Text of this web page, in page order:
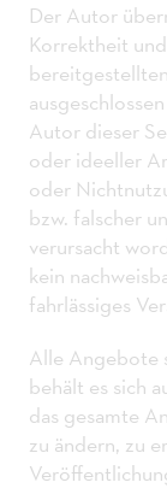
Der Autor
Korrektheit
Autor dieser
oder ideeller
oder
bzw. falscher
verursacht
kein
fahrlässiges
Alle Angebote
behält es sich
das gesamte
zu ändern, zu